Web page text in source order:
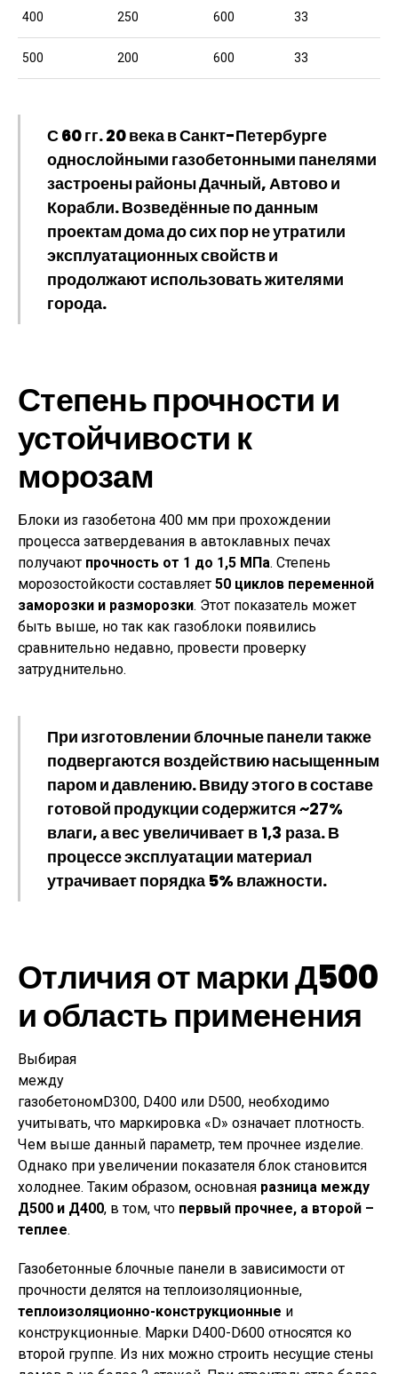
400 250 600 33
500 200 600 33
С 60 гг. 20 века в Санкт-Петербурге
однослойными газобетонными панелями
застроены районы Дачный, Автово и
Корабли. Возведённые по данным
проектам дома до сих пор не утратили
эксплуатационных свойств и
продолжают использовать жителями
города.
Степень прочности и
устойчивости к
морозам
Блоки из газобетона 400 мм при прохождении
процесса затвердевания в автоклавных печах
получают прочность от 1 до 1,5 МПа. Степень
морозостойкости составляет 50 циклов переменной
заморозки и разморозки. Этот показатель может
быть выше, но так как газоблоки появились
сравнительно недавно, провести проверку
затруднительно.
При изготовлении блочные панели также
подвергаются воздействию насыщенным
паром и давлению. Ввиду этого в составе
готовой продукции содержится~27%
влаги, авес увеличивает в 1,3 раза. В
процессе эксплуатации материал
утрачивает порядка 5% влажности.
Отличия от марки Д500
и область применения
Выбирая
между
газобетономD300, D400 или D500, необходимо
учитывать, что маркировка «D» означает плотность.
Чем выше данный параметр, тем прочнее изделие.
Однако при увеличении показателя блок становится
холоднее. Таким образом, основная разница между
Д500 и Д400, в том, что первый прочнее, а второй –
теплее.
Газобетонные блочные панели в зависимости от
прочности делятся на теплоизоляционные,
теплоизоляционно-конструкционные и
конструкционные. Марки D400-D600 относятся ко
второй группе. Из них можно строить несущие стены